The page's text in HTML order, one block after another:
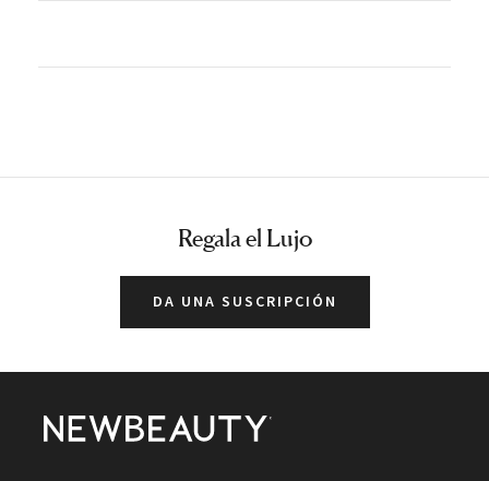
Regala el Lujo
DA UNA SUSCRIPCIÓN